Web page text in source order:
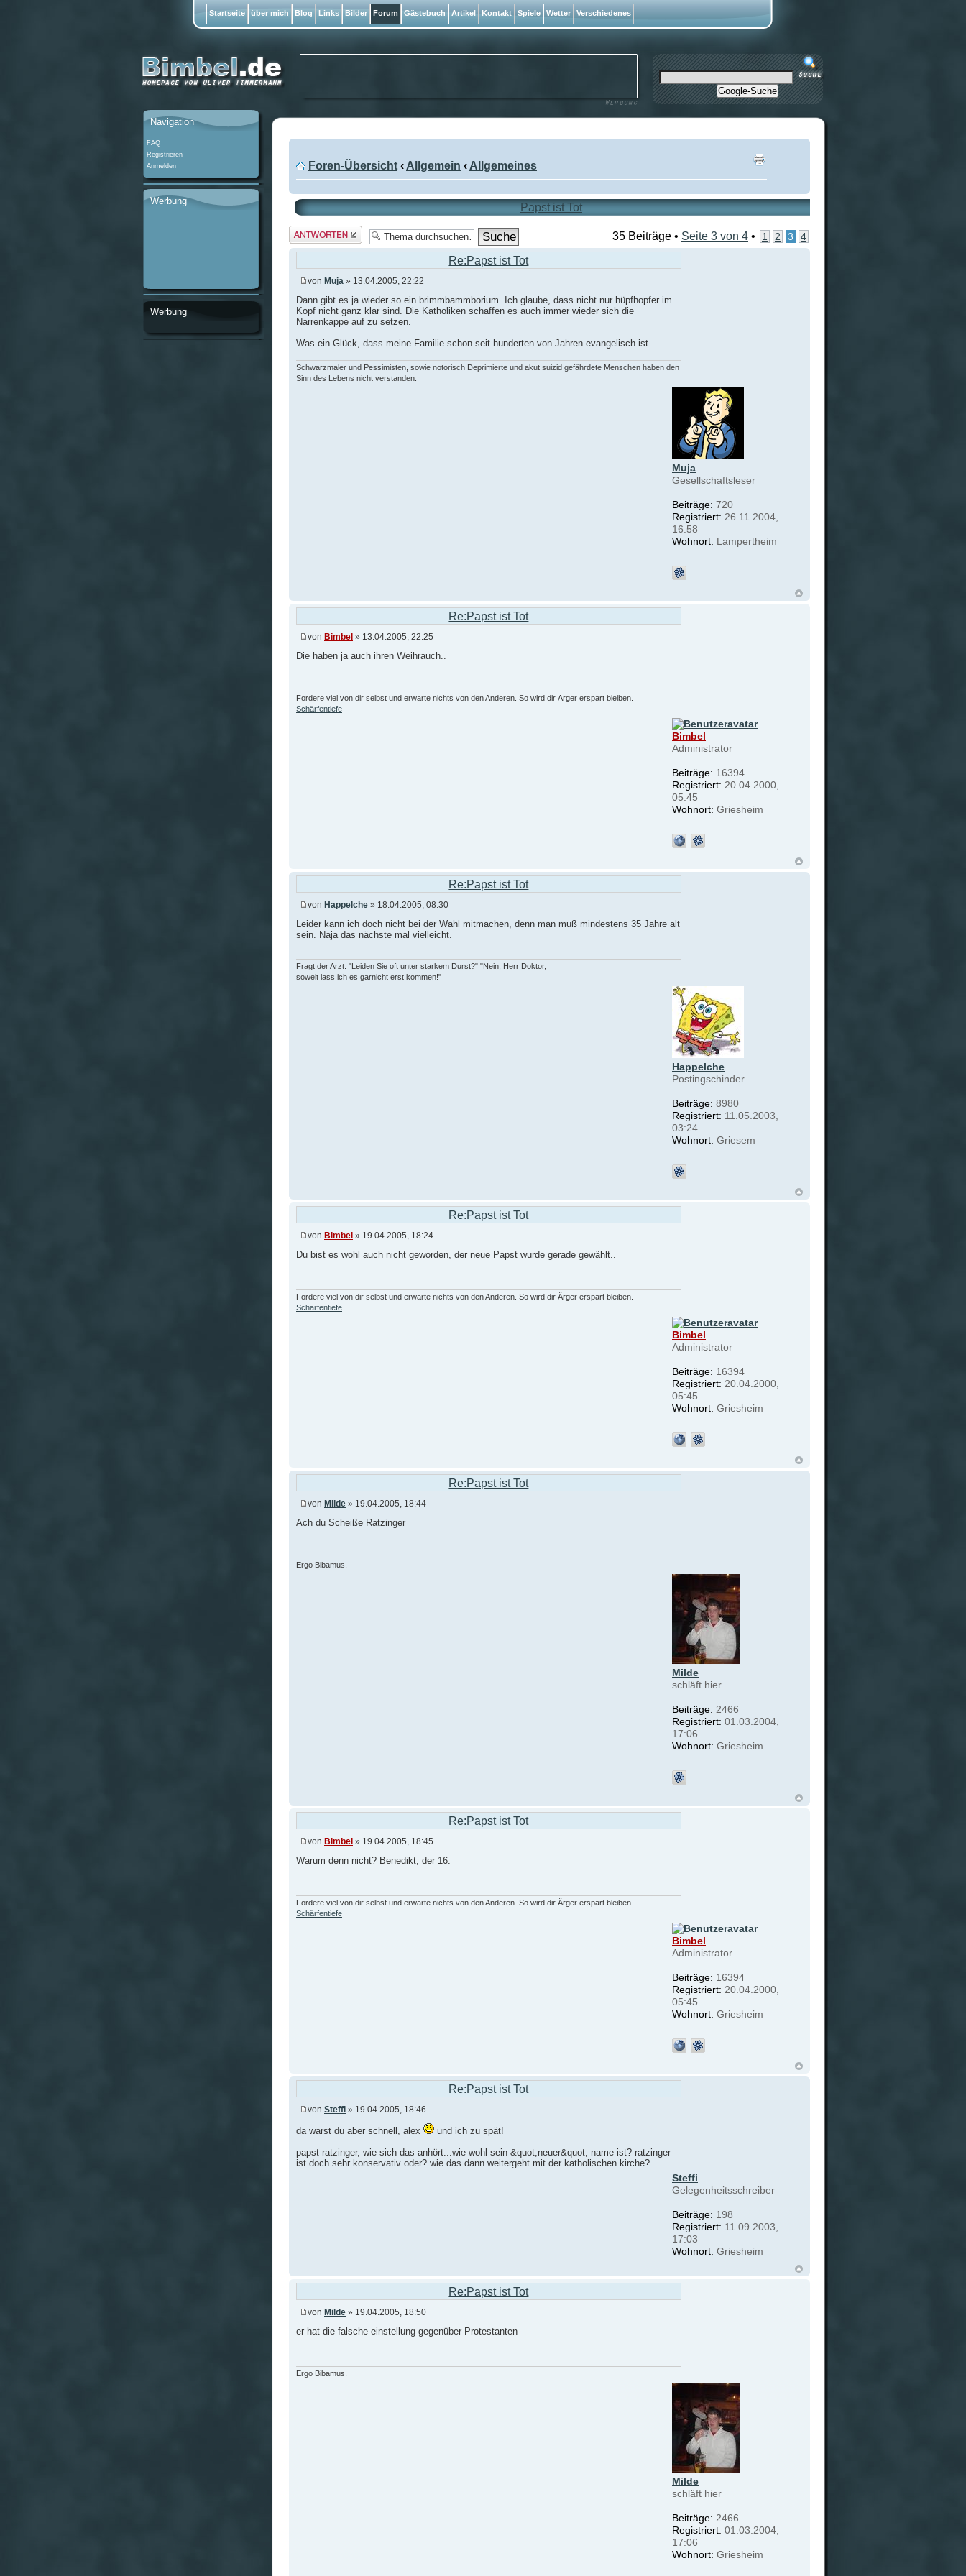
Foren-Übersicht ‹ Allgemein ‹ Allgemeines
Papst ist Tot
Antwort
erstellen
35 Beiträge • Seite 3 von 4 • 1 2 3 4
Re:Papst ist Tot
von Muja » 13.04.2005, 22:22
Dann gibt es ja wieder so ein brimmbammborium. Ich glaube, dass nicht nur hüpfhopfer im
Kopf nicht ganz klar sind. Die Katholiken schaffen es auch immer wieder sich die
Narrenkappe auf zu setzen.
Was ein Glück, dass meine Familie schon seit hunderten von Jahren evangelisch ist.
Schwarzmaler und Pessimisten, sowie notorisch Deprimierte und akut suizid gefährdete Menschen haben den
Sinn des Lebens nicht verstanden.
Muja
Gesellschaftsleser
Beiträge: 720
Registriert: 26.11.2004,
16:58
Wohnort: Lampertheim
Re:Papst ist Tot
von Bimbel » 13.04.2005, 22:25
Die haben ja auch ihren Weihrauch..
Fordere viel von dir selbst und erwarte nichts von den Anderen. So wird dir Ärger erspart bleiben.
Schärfentiefe
Bimbel
Administrator
Beiträge: 16394
Registriert: 20.04.2000,
05:45
Wohnort: Griesheim
Re:Papst ist Tot
von Happelche » 18.04.2005, 08:30
Leider kann ich doch nicht bei der Wahl mitmachen, denn man muß mindestens 35 Jahre alt
sein. Naja das nächste mal vielleicht.
Fragt der Arzt: "Leiden Sie oft unter starkem Durst?" "Nein, Herr Doktor,
soweit lass ich es garnicht erst kommen!"
Happelche
Postingschinder
Beiträge: 8980
Registriert: 11.05.2003,
03:24
Wohnort: Griesem
Re:Papst ist Tot
von Bimbel » 19.04.2005, 18:24
Du bist es wohl auch nicht geworden, der neue Papst wurde gerade gewählt..
Fordere viel von dir selbst und erwarte nichts von den Anderen. So wird dir Ärger erspart bleiben.
Schärfentiefe
Bimbel
Administrator
Beiträge: 16394
Registriert: 20.04.2000,
05:45
Wohnort: Griesheim
Re:Papst ist Tot
von Milde » 19.04.2005, 18:44
Ach du Scheiße Ratzinger
Ergo Bibamus.
Milde
schläft hier
Beiträge: 2466
Registriert: 01.03.2004,
17:06
Wohnort: Griesheim
Re:Papst ist Tot
von Bimbel » 19.04.2005, 18:45
Warum denn nicht? Benedikt, der 16.
Fordere viel von dir selbst und erwarte nichts von den Anderen. So wird dir Ärger erspart bleiben.
Schärfentiefe
Bimbel
Administrator
Beiträge: 16394
Registriert: 20.04.2000,
05:45
Wohnort: Griesheim
Re:Papst ist Tot
von Steffi » 19.04.2005, 18:46
da warst du aber schnell, alex
und ich zu spät!
papst ratzinger, wie sich das anhört...wie wohl sein &quot;neuer&quot; name ist? ratzinger
ist doch sehr konservativ oder? wie das dann weitergeht mit der katholischen kirche?
Steffi
Gelegenheitsschreiber
Beiträge: 198
Registriert: 11.09.2003,
17:03
Wohnort: Griesheim
Re:Papst ist Tot
von Milde » 19.04.2005, 18:50
er hat die falsche einstellung gegenüber Protestanten
Ergo Bibamus.
Milde
schläft hier
Beiträge: 2466
Registriert: 01.03.2004,
17:06
Wohnort: Griesheim
Navigation
FAQ
Registrieren
Anmelden
Werbung
Werbung
Startseite über mich Blog Links Bilder Forum Gästebuch Artikel Kontakt Spiele Wetter Verschiedenes
Google-Suche